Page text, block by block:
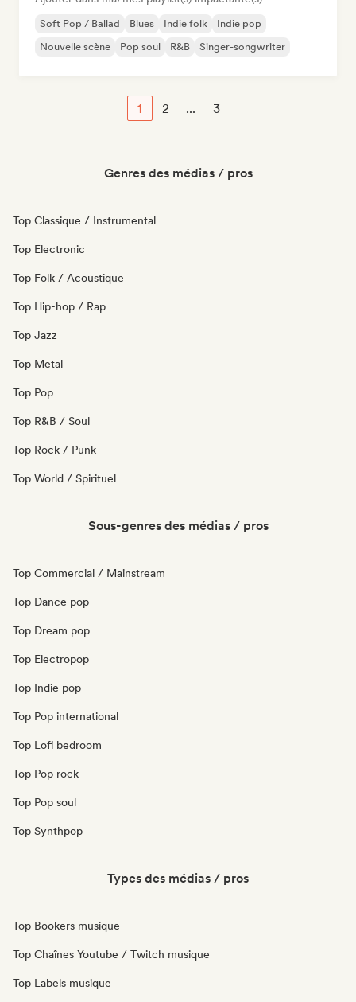
Soft Pop / Ballad Blues Indie folk
Indie pop
Nouvelle scène
Pop soul R&B Singer-songwriter
1 2 ... 3
Genres des médias / pros
Top Classique / Instrumental
Top Electronic
Top Folk / Acoustique
Top Hip-hop / Rap
Top Jazz
Top Metal
Top Pop
Top R&B / Soul
Top Rock / Punk
Top World / Spirituel
Sous-genres des médias / pros
Top Commercial / Mainstream
Top Dance pop
Top Dream pop
Top Electropop
Top Indie pop
Top Pop international
Top Lofi bedroom
Top Pop rock
Top Pop soul
Top Synthpop
Types des médias / pros
Top Bookers musique
Top Chaînes Youtube / Twitch musique
Top Labels musique